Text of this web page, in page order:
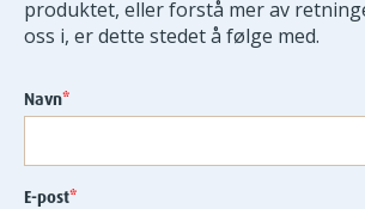
produktet, eller forstå mer av
oss i, er dette stedet å følge med.
Navn*
E-post*